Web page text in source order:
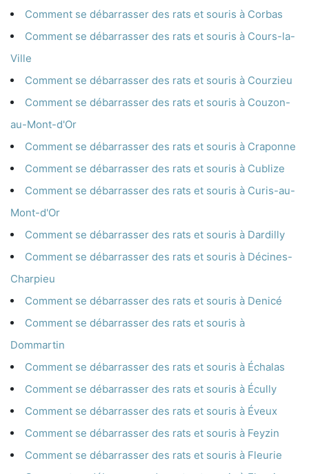
Comment se débarrasser des rats et souris à Corbas
Comment se débarrasser des rats et souris à Cours-la-
Ville
Comment se débarrasser des rats et souris à Courzieu
Comment se débarrasser des rats et souris à Couzon-
au-Mont-d'Or
Comment se débarrasser des rats et souris à Craponne
Comment se débarrasser des rats et souris à Cublize
Comment se débarrasser des rats et souris à Curis-au-
Mont-d'Or
Comment se débarrasser des rats et souris à Dardilly
Comment se débarrasser des rats et souris à Décines-
Charpieu
Comment se débarrasser des rats et souris à Denicé
Comment se débarrasser des rats et souris à
Dommartin
Comment se débarrasser des rats et souris à Échalas
Comment se débarrasser des rats et souris à Écully
Comment se débarrasser des rats et souris à Éveux
Comment se débarrasser des rats et souris à Feyzin
Comment se débarrasser des rats et souris à Fleurie